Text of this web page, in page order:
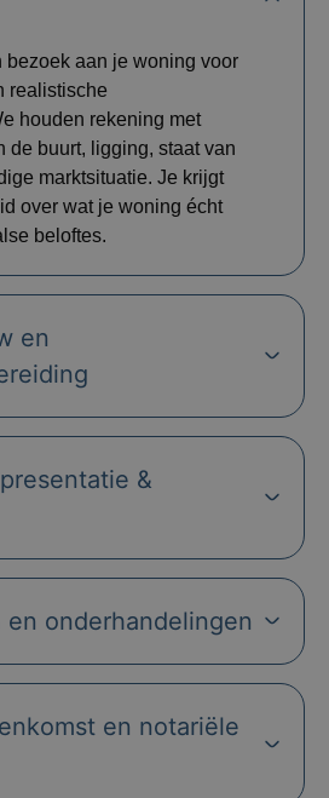
bezoek aan je woning voor
realistische
houden rekening met
de buurt, ligging, staat van
marktsituatie. Je krijgt
over wat je woning écht
beloftes.
en
&
en onderhandelingen
en notariële